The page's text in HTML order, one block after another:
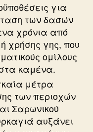
για
των δασών
χρόνια από
χρήσης γης, που
ομίλους
καμένα.
μέτρα
των περιοχών
Σαρωνικού
αυξάνει